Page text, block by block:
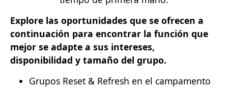
Explore las oportunidades que se ofrecen a
continuación para encontrar la función que
mejor se adapte a sus intereses,
disponibilidad y tamaño del grupo.
Grupos Reset & Refresh en el campamento